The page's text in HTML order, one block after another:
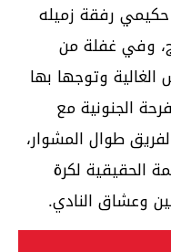
حكيمي رفقة زميله
وفي غفلة من
وتوجها بها
الجنونية مع
طوال المشوار،
لكرة
وعشاق النادي.